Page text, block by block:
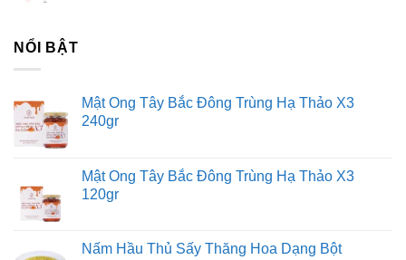
NỔI BẬT
Mật Ong Tây Bắc Đông Trùng Hạ Thảo X3
240gr
Mật Ong Tây Bắc Đông Trùng Hạ Thảo X3
120gr
Nấm Hầu Thủ Sấy Thăng Hoa Dạng Bột